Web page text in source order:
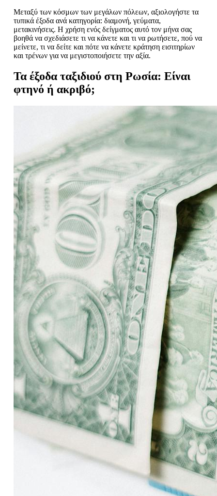
Μεταξύ των κόσμων των μεγάλων πόλεων, αξιολογήστε τα
τυπικά έξοδα ανά κατηγορία: διαμονή, γεύματα,
μετακινήσεις. Η χρήση ενός δείγματος αυτό τον μήνα σας
βοηθά να σχεδιάσετε τι να κάνετε και τι να ρωτήσετε, πού να
μείνετε, τι να δείτε και πότε να κάνετε κράτηση εισιτηρίων
και τρένων για να μεγιστοποιήσετε την αξία.
Τα έξοδα ταξιδιού στη Ρωσία: Είναι
φτηνό ή ακριβό;